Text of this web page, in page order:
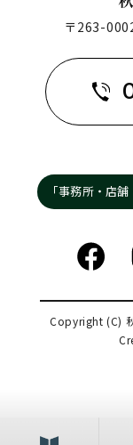
〒263-
「事務所・店
Copyright (C)